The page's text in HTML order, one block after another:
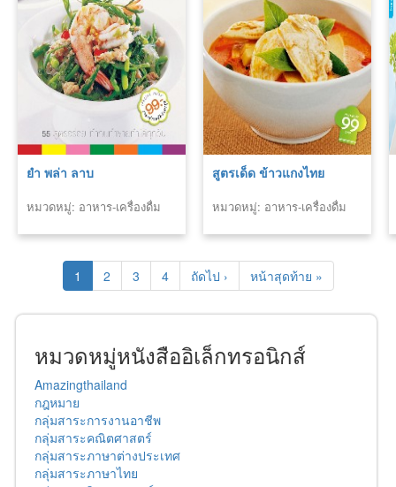
ยำ พล่า ลาบ
หมวดหมู่: อาหาร-เครื่องดื่ม
สูตรเด็ด ข้าวแกงไทย
หมวดหมู่: อาหาร-เครื่องดื่ม
1 2 3 4 ถัดไป › หน้าสุดท้าย »
หมวดหมู่หนังสืออิเล็กทรอนิกส์
Amazingthailand
กฎหมาย
กลุ่มสาระการงานอาชีพ
กลุ่มสาระคณิตศาสตร์
กลุ่มสาระภาษาต่างประเทศ
กลุ่มสาระภาษาไทย